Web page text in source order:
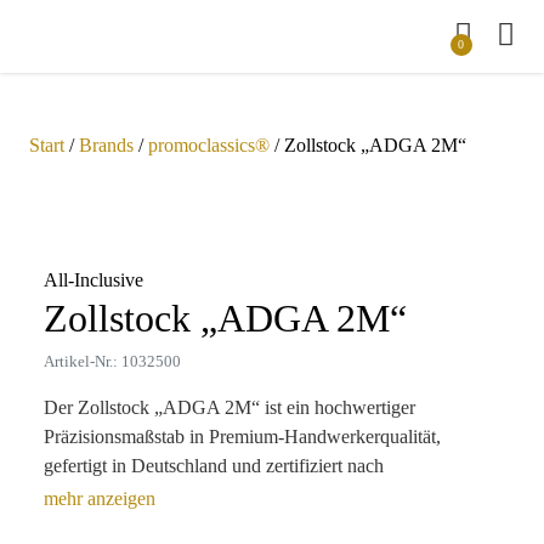
0
Start /Brands /promoclassics® / Zollstock „ADGA 2M“
All-Inclusive
Zollstock „ADGA 2M“
Artikel-Nr.: 1032500
Der Zollstock „ADGA 2M“ ist ein hochwertiger
Präzisionsmaßstab in Premium-Handwerkerqualität,
gefertigt in Deutschland und zertifiziert nach
Genauigkeitsklasse 3. Dieses exzellente Messwerkzeug